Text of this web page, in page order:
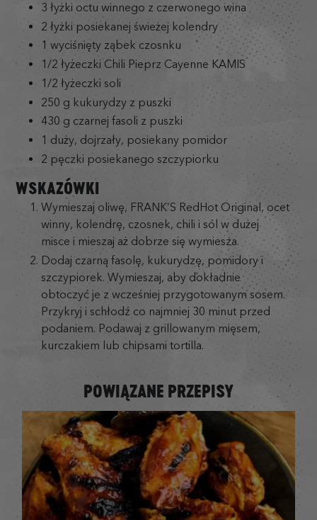
3 łyżki octu winnego z czerwonego wina
2 łyżki posiekanej świeżej kolendry
1 wyciśnięty ząbek czosnku
1/2 łyżeczki Chili Pieprz Cayenne KAMIS
1/2 łyżeczki soli
250 g kukurydzy z puszki
430 g czarnej fasoli z puszki
1 duży, dojrzały, posiekany pomidor
2 pęczki posiekanego szczypiorku
WSKAZÓWKI
Wymieszaj oliwę, FRANK’S RedHot Original, ocet
winny, kolendrę, czosnek, chili i sól w dużej
misce i mieszaj aż dobrze się wymiesza.
Dodaj czarną fasolę, kukurydzę, pomidory i
szczypiorek. Wymieszaj, aby dokładnie
obtoczyć je z wcześniej przygotowanym sosem.
Przykryj i schłodź co najmniej 30 minut przed
podaniem. Podawaj z grillowanym mięsem,
kurczakiem lub chipsami tortilla.
POWIĄZANE PRZEPISY